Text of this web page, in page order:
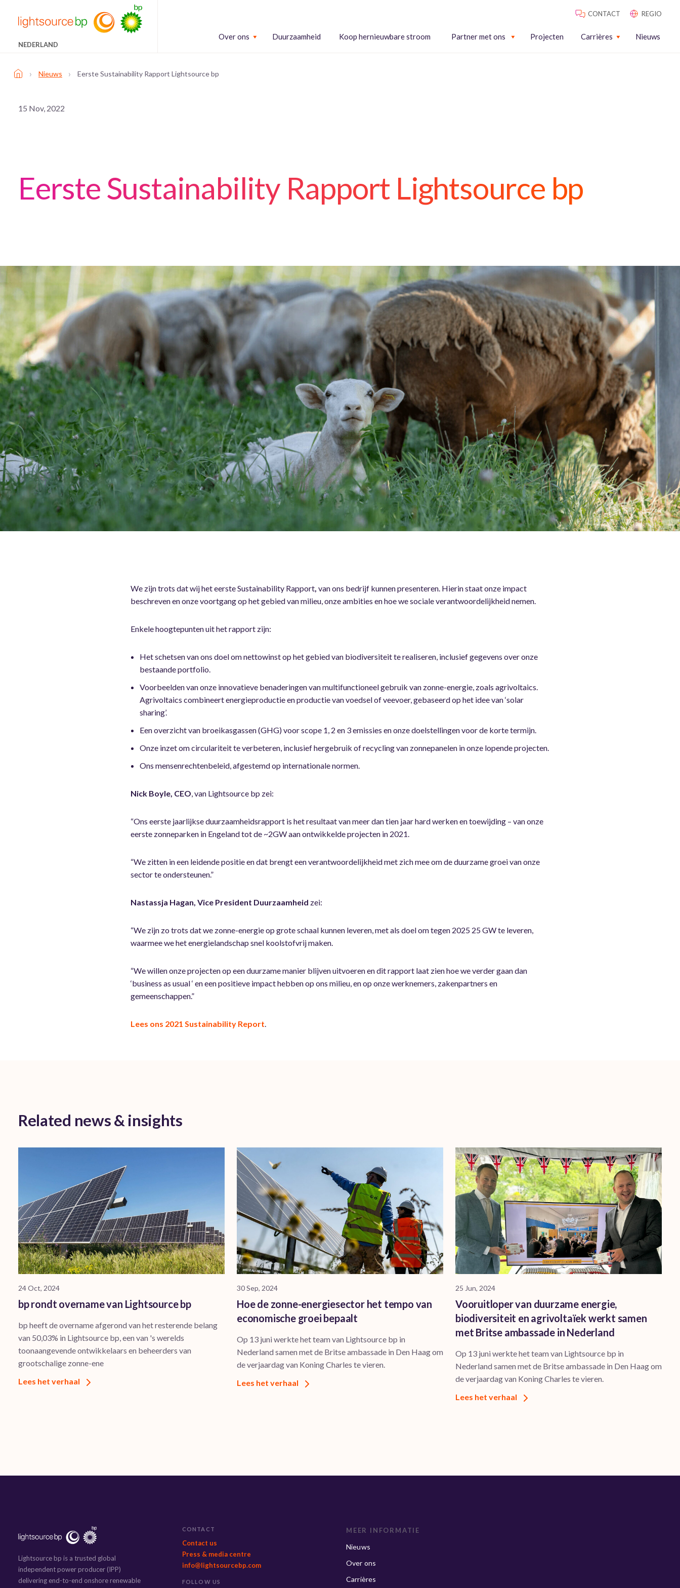
NEDERLAND
CONTACT REGIO
Over ons Duurzaamheid Koop hernieuwbare stroom Partner met ons Projecten Carrières Nieuws
› Nieuws › Eerste Sustainability Rapport Lightsource bp
15 Nov, 2022
Eerste Sustainability Rapport Lightsource bp
We zijn trots dat wij het eerste Sustainability Rapport van ons bedrijf kunnen presenteren. Hierin staat onze impact
beschreven en onze voortgang op het gebied van milieu, onze ambities en hoe we sociale verantwoordelijkheid nemen.
Enkele hoogtepunten uit het rapport zijn:
Het schetsen van ons doel om nettowinst op het gebied van biodiversiteit te realiseren, inclusief gegevens over onze
bestaande portfolio.
Voorbeelden van onze innovatieve benaderingen van multifunctioneel gebruik van zonne-energie, zoals agrivoltaics.
Agrivoltaics combineert energieproductie en productie van voedsel of veevoer, gebaseerd op het idee van ‘solar
sharing’.
Een overzicht van broeikasgassen (GHG) voor scope 1, 2 en 3 emissies en onze doelstellingen voor de korte termijn.
Onze inzet om circulariteit te verbeteren, inclusief hergebruik of recycling van zonnepanelen in onze lopende projecten.
Ons mensenrechtenbeleid, afgestemd op internationale normen.
Nick Boyle, CEO , van Lightsource bp zei:
“Ons eerste jaarlijkse duurzaamheidsrapport is het resultaat van meer dan tien jaar hard werken en toewijding – van onze
eerste zonneparken in Engeland tot de ~2GW aan ontwikkelde projecten in 2021.
“We zitten in een leidende positie en dat brengt een verantwoordelijkheid met zich mee om de duurzame groei van onze
sector te ondersteunen.”
Nastassja Hagan, Vice President Duurzaamheid zei:
“We zijn zo trots dat we zonne-energie op grote schaal kunnen leveren, met als doel om tegen 2025 25 GW te leveren,
waarmee we het energielandschap snel koolstofvrij maken.
“We willen onze projecten op een duurzame manier blijven uitvoeren en dit rapport laat zien hoe we verder gaan dan
‘business as usual ‘ en een positieve impact hebben op ons milieu, en op onze werknemers, zakenpartners en
gemeenschappen.”
Lees ons 2021 Sustainability Report
Related news & insights
24 Oct, 2024
bp rondt overname van Lightsource bp
bp heeft de overname afgerond van het resterende belang
van 50,03% in Lightsource bp, een van 's werelds
toonaangevende ontwikkelaars en beheerders van
grootschalige zonne-ene
Lees het verhaal
30 Sep, 2024
Hoe de zonne-energiesector het tempo van
economische groei bepaalt
Op 13 juni werkte het team van Lightsource bp in
Nederland samen met de Britse ambassade in Den Haag om
de verjaardag van Koning Charles te vieren.
Lees het verhaal
25 Jun, 2024
Vooruitloper van duurzame energie,
biodiversiteit en agrivoltaïek werkt samen
met Britse ambassade in Nederland
Op 13 juni werkte het team van Lightsource bp in
Nederland samen met de Britse ambassade in Den Haag om
de verjaardag van Koning Charles te vieren.
Lees het verhaal
Lightsource bp is a trusted global
independent power producer (IPP)
delivering end-to-end onshore renewable
CONTACT
Contact us
Press & media centre
info@lightsourcebp.com
FOLLOW US
MEER INFORMATIE
Nieuws
Over ons
Carrières